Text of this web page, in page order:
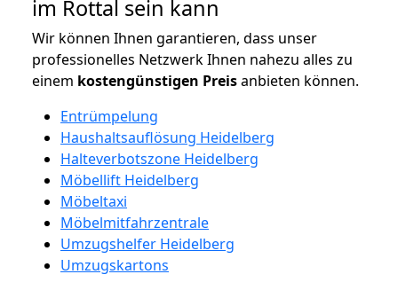
im Rottal sein kann
Wir können Ihnen garantieren, dass unser
professionelles Netzwerk Ihnen nahezu alles zu
einem kostengünstigen Preisanbieten können.
Entrümpelung
Haushaltsauflösung Heidelberg
Halteverbotszone Heidelberg
Möbellift Heidelberg
Möbeltaxi
Möbelmitfahrzentrale
Umzugshelfer Heidelberg
Umzugskartons